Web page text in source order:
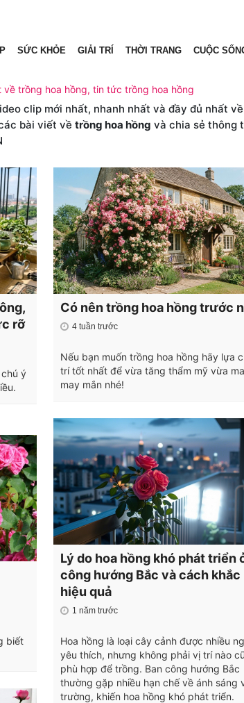
SỨC KHỎE GIẢI TRÍ THỜI TRANG CUỘC
trồng hoa hồng, tin tức trồng hoa hồng
clip mới nhất, nhanh nhất và đầy đủ nhất
bài viết về trồng hoa hồng và chia sẻ thông
rỡ
ý
biết
Có nên trồng hoa hồng trước
4 tuần trước
Nếu bạn muốn trồng hoa hồng hãy lựa
trí tốt nhất để vừa tăng thẩm mỹ vừa
may mắn nhé!
Lý do hoa hồng khó phát triển
công hướng Bắc và cách khắc
hiệu quả
1 năm trước
Hoa hồng là loại cây cảnh được nhiều
yêu thích, nhưng không phải vị trí nào
phù hợp để trồng. Ban công hướng Bắc
thường gặp nhiều hạn chế về ánh sáng
trường, khiến hoa hồng khó phát triển.